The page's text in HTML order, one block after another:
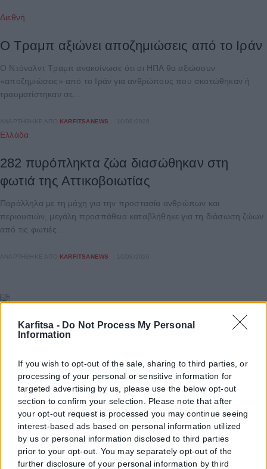
Karfitsa - Do Not Process My Personal
Information
If you wish to opt-out of the sale, sharing to third parties, or
processing of your personal or sensitive information for
targeted advertising by us, please use the below opt-out
section to confirm your selection. Please note that after
your opt-out request is processed you may continue seeing
interest-based ads based on personal information utilized
by us or personal information disclosed to third parties
prior to your opt-out. You may separately opt-out of the
further disclosure of your personal information by third
Διεθνή
Ο Τραμπ αξιώνει αποζημιώσεις από το Ιράν
Ο Ντόναλντ Τραμπ ανακοίνωσε ότι οι ΗΠΑ θα αξιώσουν
«αποζημιώσεις» από το Ιράν για ανθρώπους που σκοτώθηκαν ή
τραυματίστηκαν σε...
ΑΝΑΡΤΉΘΗΚΕ ΑΠΌ KARFITSANEWS
Ελλάδα
282 πυρόπληκτα ζώα διασώθηκαν στη
φωτιά της Αττικοβοιωτίας
Παράλληλα με τη μάχη για την προστασία ανθρώπων και
περιουσιών, μεγάλη προσπάθεια καταβλήθηκε για τη διάσωση ζώων
από τις φωτιές...
ΑΝΑΡΤΉΘΗΚΕ ΑΠΌ KARFITSANEWS